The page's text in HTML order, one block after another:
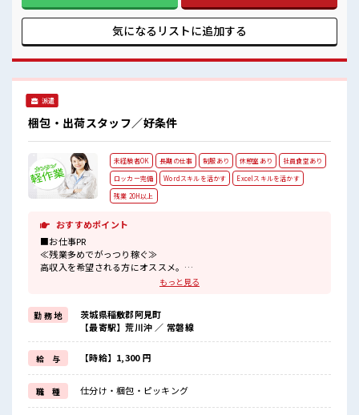
担当がしっかりサポートしてくれるので安心！ なにか困った
ことがあればすぐに相談してくださいね♪ ■職場の雰囲気 女
性の方も多数活躍中☆ 明るすぎたり奇抜すぎたりしなければ
車・バイク通勤OK！ もちろん近くに駐車場あります◎1食
350円から頼めるおいしい食堂もあり♪
気になるリストに追加する
派遣
梱包・出荷スタッフ／好条件
未経験者OK 長期の仕事 制服あり 休憩室あり
社員食堂あり
ロッカー完備
Wordスキルを活かす
Excelスキルを活かす
残業 20H以上
おすすめポイント
■お仕事PR
≪残業多めでがっつり稼ぐ≫
高収入を希望される方にオススメ。
残業は月20時間以上あります♪
制服があるので、
毎日の服装の悩み解消♪
≪未経験OKの仕事≫
新しいことにチャレンジするのは不安だけど、
しっかり働く環境が整っています！
イチからスキルUP・ステップUP目指していきましょう！
≪様々なお仕事をご提案≫
一人で悩まず気軽に相談できる、
派遣のお仕事です！
もっと見る
勤 務 地
茨城県稲敷郡阿見町
【最寄駅】荒川沖 ／ 常磐線
給 与 【時給】1,300 円
職 種 仕分け・梱包・ピッキング